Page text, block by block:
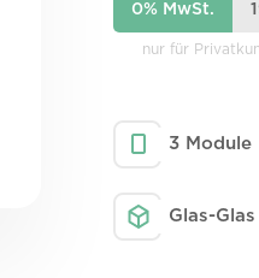
0% MwSt.
nur für
3 Module
Glas-